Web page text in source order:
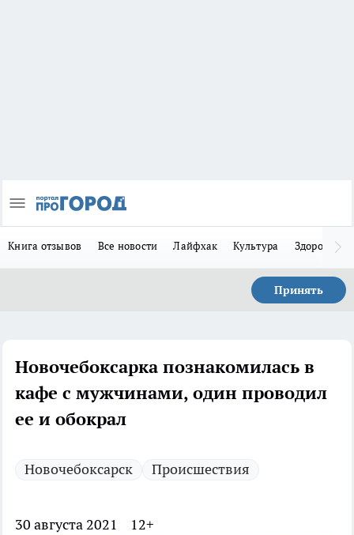
Книга отзывов Все новости Лайфхак Культура Здоровье
Принять
Новочебоксарка познакомилась в
кафе с мужчинами, один проводил
ее и обокрал
Новочебоксарск Происшествия
30 августа 2021 12+